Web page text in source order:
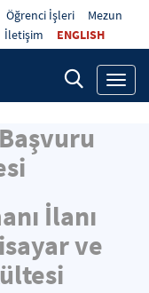
Öğrenci İşleri
Mezun
İletişim ENGLISH
İlanı
ve